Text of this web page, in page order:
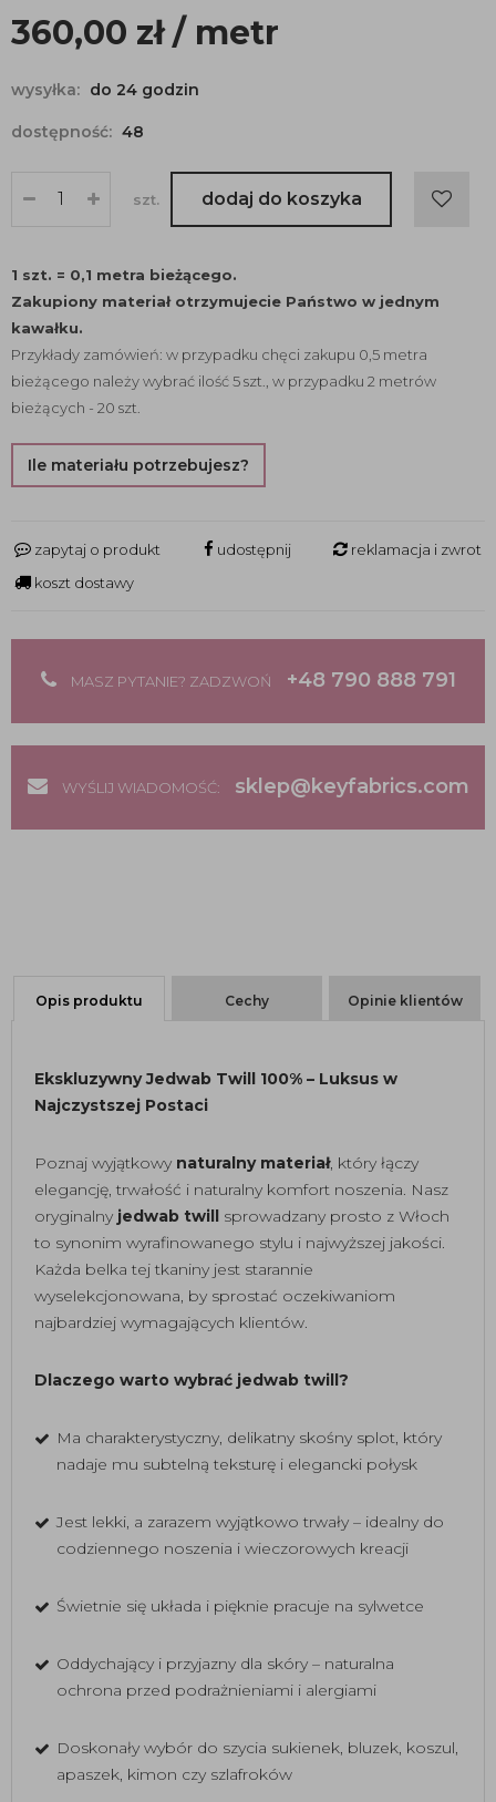
360,00 zł/ metr
wysyłka: do 24 godzin
dostępność: 48
szt. dodaj do koszyka
1 szt. = 0,1 metra bieżącego.
Zakupiony materiał otrzymujecie Państwo w jednym
kawałku.
Przykłady zamówień: w przypadku chęci zakupu 0,5 metra
bieżącego należy wybrać ilość 5 szt., w przypadku 2 metrów
bieżących - 20 szt.
Ile materiału potrzebujesz?
zapytaj o produkt udostępnij
reklamacja i zwrot
koszt dostawy
MASZ PYTANIE? ZADZWOŃ +48 790 888 791
WYŚLIJ WIADOMOŚĆ: sklep@keyfabrics.com
Opis produktu Cechy Opinie klientów
Ekskluzywny Jedwab Twill 100% – Luksus w
Najczystszej Postaci
Poznaj wyjątkowy naturalny materiał, który łączy
elegancję, trwałość i naturalny komfort noszenia. Nasz
oryginalny jedwab twill sprowadzany prosto z Włoch
to synonim wyrafinowanego stylu i najwyższej jakości.
Każda belka tej tkaniny jest starannie
wyselekcjonowana, by sprostać oczekiwaniom
najbardziej wymagających klientów.
Dlaczego warto wybrać jedwab twill?
Ma charakterystyczny, delikatny skośny splot, który
nadaje mu subtelną teksturę i elegancki połysk
Jest lekki, a zarazem wyjątkowo trwały – idealny do
codziennego noszenia i wieczorowych kreacji
Świetnie się układa i pięknie pracuje na sylwetce
Oddychający i przyjazny dla skóry – naturalna
ochrona przed podrażnieniami i alergiami
Doskonały wybór do szycia sukienek, bluzek, koszul,
apaszek, kimon czy szlafroków